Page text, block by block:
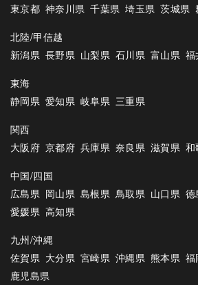
東京都 神奈川県 千葉県 埼玉県 茨城県
北陸/甲信越
新潟県 長野県 山梨県 石川県 富山県 福
東海
静岡県 愛知県 岐阜県 三重県
関西
大阪府 京都府 兵庫県 奈良県 滋賀県 和
中国/四国
広島県 岡山県 島根県 鳥取県 山口県 徳
愛媛県 高知県
九州/沖縄
佐賀県 大分県 宮崎県 沖縄県 熊本県 福
鹿児島県